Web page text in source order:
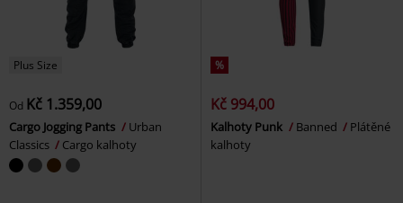
Plus Size
Od Kč 1.359,00
Cargo Jogging Pants
Urban
Classics
Cargo kalhoty
%
Kč 994,00
Kalhoty Punk Banned
Plátěné
kalhoty